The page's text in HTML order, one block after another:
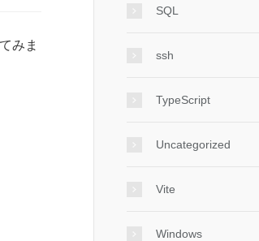
みま
SQL
ssh
TypeScript
Uncategorized
Vite
Windows